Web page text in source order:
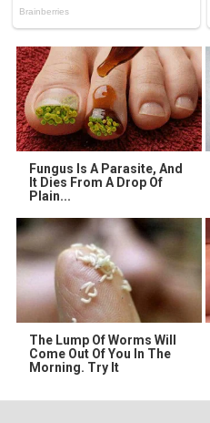
Fungus Is A Parasite, And
It Dies From A Drop Of
Plain...
The Lump Of Worms Will
Come Out Of You In The
Morning. Try It